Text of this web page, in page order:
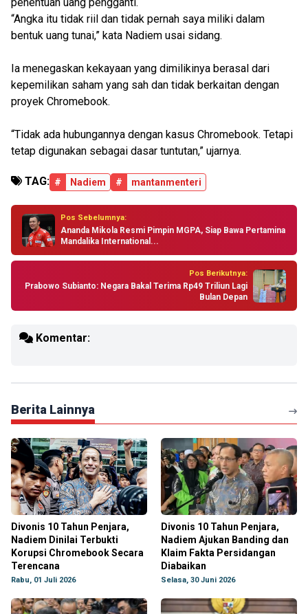
“Angka itu tidak riil dan tidak pernah saya miliki dalam
bentuk uang tunai,” kata Nadiem usai sidang.
Ia menegaskan kekayaan yang dimilikinya berasal dari
kepemilikan saham yang sah dan tidak berkaitan dengan
proyek Chromebook.
“Tidak ada hubungannya dengan kasus Chromebook. Tetapi
tetap digunakan sebagai dasar tuntutan,” ujarnya.
TAG: # Nadiem # mantanmenteri
Pos Sebelumnya:
Ananda Mikola Resmi Pimpin MGPA, Siap Bawa Pertamina
Mandalika International...
Pos Berikutnya:
Prabowo Subianto: Negara Bakal Terima Rp49 Triliun Lagi
Bulan Depan
Komentar:
Berita Lainnya
Divonis 10 Tahun Penjara,
Nadiem Dinilai Terbukti
Korupsi Chromebook Secara
Terencana
Rabu, 01 Juli 2026
Divonis 10 Tahun Penjara,
Nadiem Ajukan Banding dan
Klaim Fakta Persidangan
Diabaikan
Selasa, 30 Juni 2026